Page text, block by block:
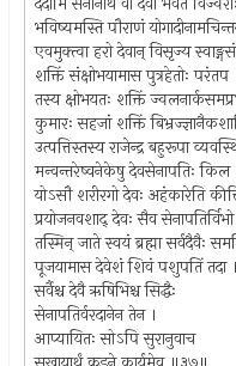
भविष्यमस्ति पौराणं
एवमुक्त्वा हरो देवान् विसृज्य
शक्तिं संक्षोभयामास पुत्रहेतोः
तस्य क्षोभयतः शक्तिं
कुमारः सहजां शक्तिं
उत्पत्तिस्तस्य राजेन्द्र बहुरूपा
मन्वन्तरेष्वनेकेषु देवसेनापतिः
योऽसौ शरीरगो देवः अहंकारेति
प्रयोजनवशाद् देवः सैव
तस्मिन् जाते स्वयं ब्रह्मा सर्वदैवैः
पूजयामास देवेशं शिवं पशुपतिं तदा
सर्वैश्च देवै ऋषिभिश्च सिद्धैः
सेनापतिर्वरदानेन तेन ।
आप्यायितः सोऽपि सुरानुवाच